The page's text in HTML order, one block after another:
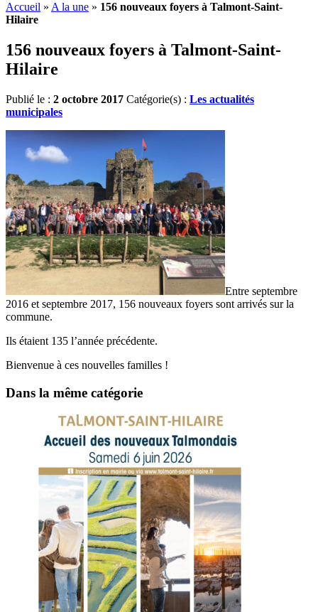
Accueil » A la une » 156 nouveaux foyers à Talmont-Saint-
Hilaire
156 nouveaux foyers à Talmont-Saint-
Hilaire
Publié le : 2 octobre 2017 Catégorie(s) : Les actualités
municipales
Entre septembre
2016 et septembre 2017, 156 nouveaux foyers sont arrivés sur la
commune.
Ils étaient 135 l’année précédente.
Bienvenue à ces nouvelles familles !
Dans la même catégorie